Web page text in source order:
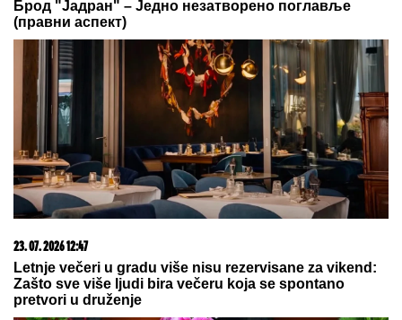
(VIDEO)
USIJALE SE MREŽE!
Verenici
Dragana Stankovića se podsmevaju
zbog jedne stvari: "Bukvalno dva
dinara"
by Aklamator